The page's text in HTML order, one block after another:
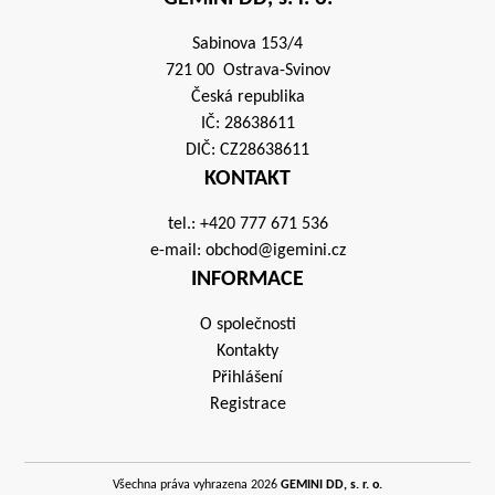
Sabinova 153/4
721 00 Ostrava-Svinov
Česká republika
IČ: 28638611
DIČ: CZ28638611
KONTAKT
tel.: +420 777 671 536
e-mail: obchod@igemini.cz
INFORMACE
O společnosti
Kontakty
Přihlášení
Registrace
Všechna práva vyhrazena 2026 GEMINI DD, s. r. o.